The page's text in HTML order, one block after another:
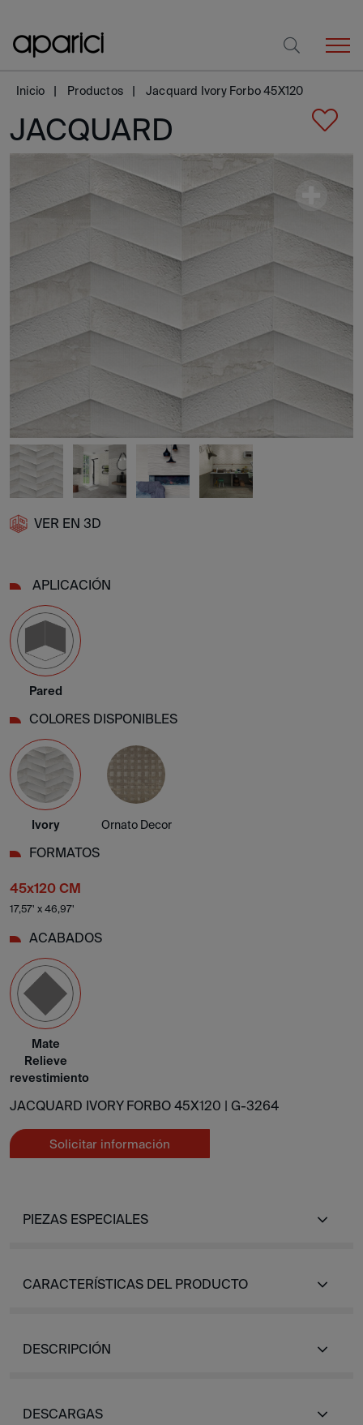
Inicio Productos Jacquard Ivory Forbo 45X120
JACQUARD
VER EN 3D
APLICACIÓN
Pared
COLORES DISPONIBLES
Ivory Ornato Decor
FORMATOS
45x120 CM
17,57' x 46,97'
ACABADOS
Mate
Relieve
revestimiento
JACQUARD IVORY FORBO 45X120 | G-3264
Solicitar información
PIEZAS ESPECIALES
CARACTERÍSTICAS DEL PRODUCTO
DESCRIPCIÓN
DESCARGAS